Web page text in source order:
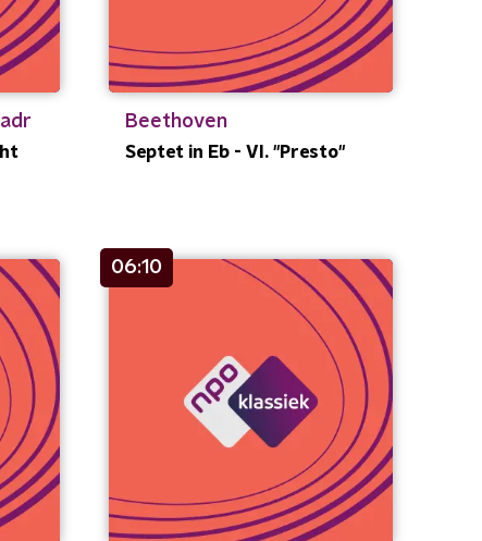
Beethoven
Septet in Eb - VI. "Presto"
06:10